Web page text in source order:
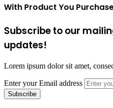
With Product You
Subscribe to our
updates!
Lorem ipsum dolor sit amet,
Enter your Email address